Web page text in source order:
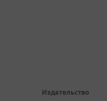
Издательство